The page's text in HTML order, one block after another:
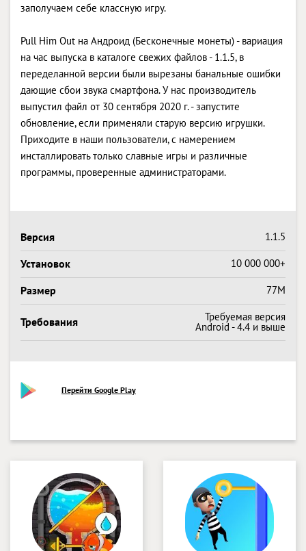
заполучаем себе классную игру.
Pull Him Out на Андроид (Бесконечные монеты) - вариация
на час выпуска в каталоге свежих файлов - 1.1.5, в
переделанной версии были вырезаны банальные ошибки
дающие сбои звука смартфона. У нас производитель
выпустил файл от 30 сентября 2020 г. - запустите
обновление, если применяли старую версию игрушки.
Приходите в наши пользователи, с намерением
инсталлировать только славные игры и различные
программы, проверенные администраторами.
Версия 1.1.5
Установок 10 000 000+
Размер 77M
Требования Требуемая версия
Android - 4.4 и выше
Перейти Google Play